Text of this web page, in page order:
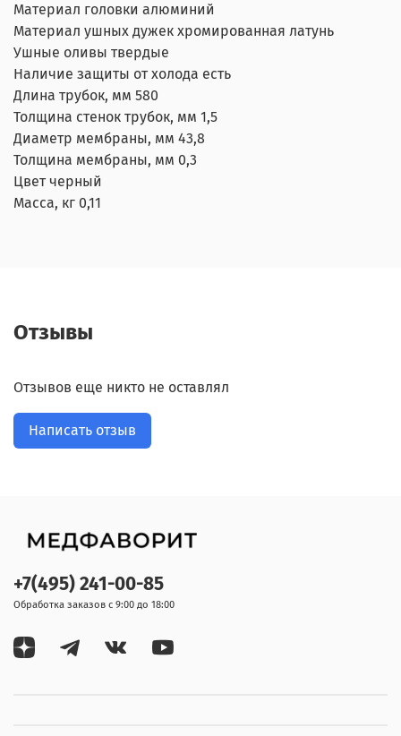
Материал головки алюминий
Материал ушных дужек хромированная латунь
Ушные оливы твердые
Наличие защиты от холода есть
Длина трубок, мм 580
Толщина стенок трубок, мм 1,5
Диаметр мембраны, мм 43,8
Толщина мембраны, мм 0,3
Цвет черный
Масса, кг 0,11
Отзывы
Отзывов еще никто не оставлял
Написать отзыв
+7(495) 241-00-85
Обработка заказов с 9:00 до 18:00